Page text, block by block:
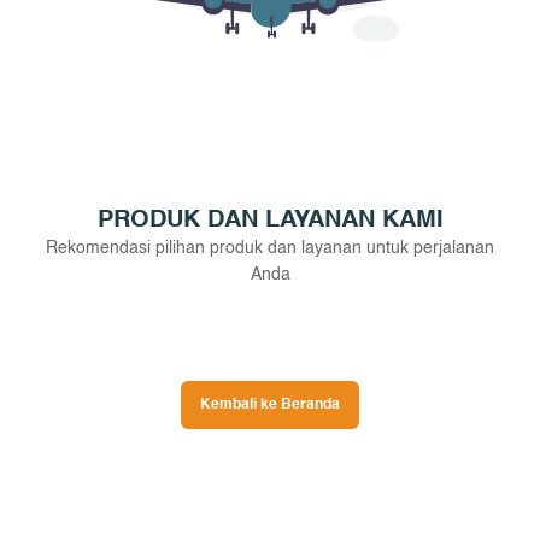
PRODUK DAN LAYANAN KAMI
Rekomendasi pilihan produk dan layanan untuk perjalanan
Anda
Kembali ke Beranda